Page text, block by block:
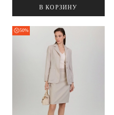
В КОРЗИНУ
50%